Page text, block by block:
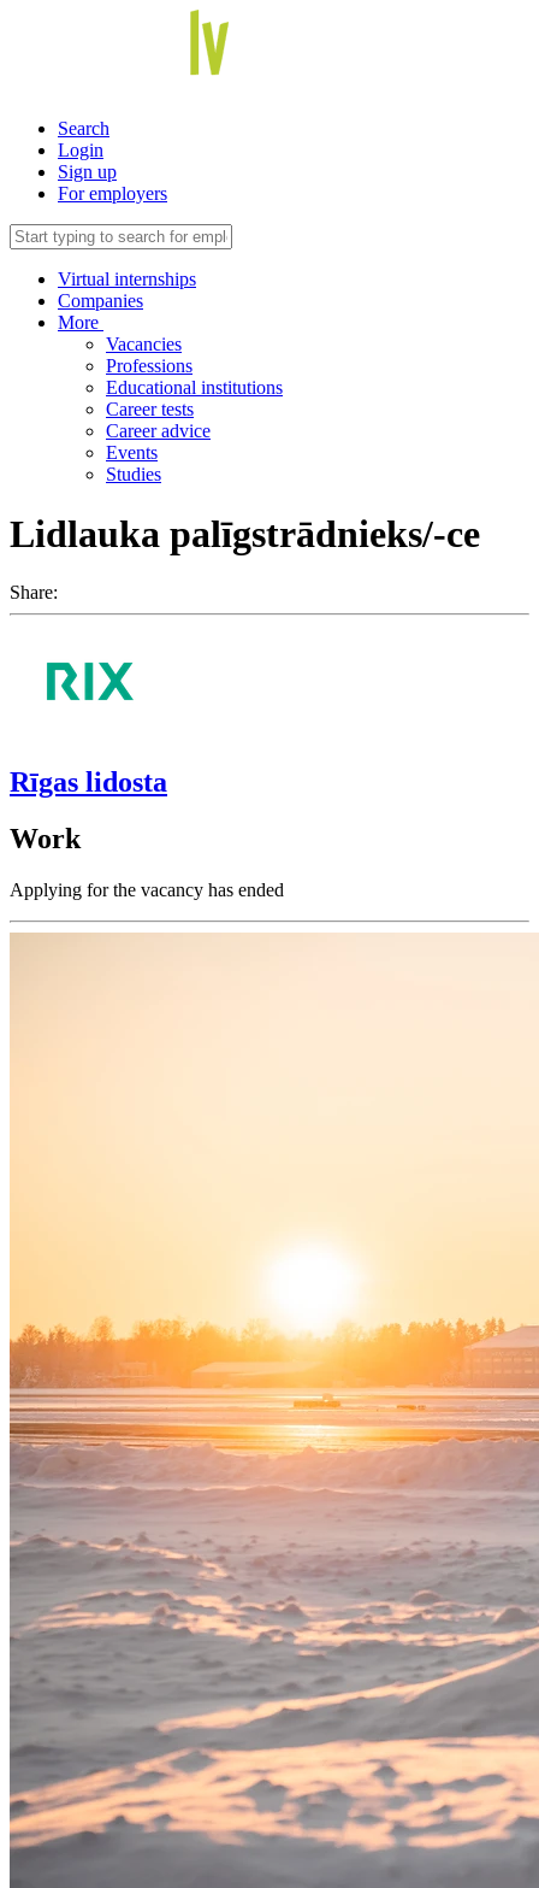
Search
Login
Sign up
For employers
Virtual internships
Companies
More
Vacancies
Professions
Educational institutions
Career tests
Career advice
Events
Studies
Lidlauka palīgstrādnieks/-ce
Share:
Rīgas lidosta
Work
Applying for the vacancy has ended